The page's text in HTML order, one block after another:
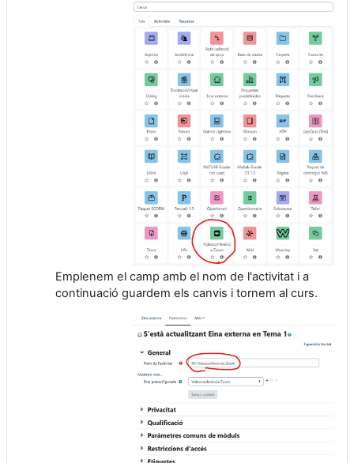
Emplenem el camp amb el nom de l'activitat i a
continuació guardem els canvis i tornem al curs.